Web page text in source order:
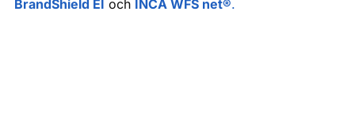
BrandShield EI och INCA WFS net®.